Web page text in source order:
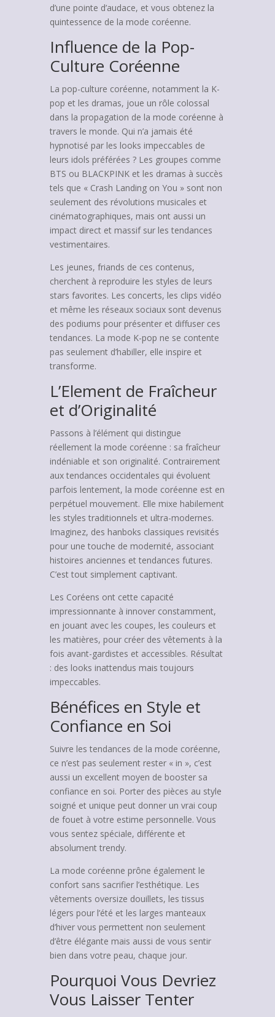
d’une pointe d’audace, et vous obtenez la
quintessence de la mode coréenne.
Influence de la Pop-
Culture Coréenne
La pop-culture coréenne, notamment la K-
pop et les dramas, joue un rôle colossal
dans la propagation de la mode coréenne à
travers le monde. Qui n’a jamais été
hypnotisé par les looks impeccables de
leurs idols préférées ? Les groupes comme
BTS ou BLACKPINK et les dramas à succès
tels que « Crash Landing on You » sont non
seulement des révolutions musicales et
cinématographiques, mais ont aussi un
impact direct et massif sur les tendances
vestimentaires.
Les jeunes, friands de ces contenus,
cherchent à reproduire les styles de leurs
stars favorites. Les concerts, les clips vidéo
et même les réseaux sociaux sont devenus
des podiums pour présenter et diffuser ces
tendances. La mode K-pop ne se contente
pas seulement d’habiller, elle inspire et
transforme.
L’Element de Fraîcheur
et d’Originalité
Passons à l’élément qui distingue
réellement la mode coréenne : sa fraîcheur
indéniable et son originalité. Contrairement
aux tendances occidentales qui évoluent
parfois lentement, la mode coréenne est en
perpétuel mouvement. Elle mixe habilement
les styles traditionnels et ultra-modernes.
Imaginez, des hanboks classiques revisités
pour une touche de modernité, associant
histoires anciennes et tendances futures.
C’est tout simplement captivant.
Les Coréens ont cette capacité
impressionnante à innover constamment,
en jouant avec les coupes, les couleurs et
les matières, pour créer des vêtements à la
fois avant-gardistes et accessibles. Résultat
: des looks inattendus mais toujours
impeccables.
Bénéfices en Style et
Confiance en Soi
Suivre les tendances de la mode coréenne,
ce n’est pas seulement rester « in », c’est
aussi un excellent moyen de booster sa
confiance en soi. Porter des pièces au style
soigné et unique peut donner un vrai coup
de fouet à votre estime personnelle. Vous
vous sentez spéciale, différente et
absolument trendy.
La mode coréenne prône également le
confort sans sacrifier l’esthétique. Les
vêtements oversize douillets, les tissus
légers pour l’été et les larges manteaux
d’hiver vous permettent non seulement
d’être élégante mais aussi de vous sentir
bien dans votre peau, chaque jour.
Pourquoi Vous Devriez
Vous Laisser Tenter